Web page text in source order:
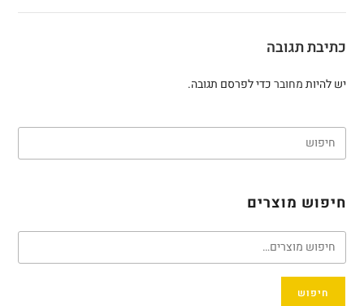
כתיבת תגובה
יש להיותמחוברכדי לפרסם תגובה.
חיפוש מוצרים
חיפוש